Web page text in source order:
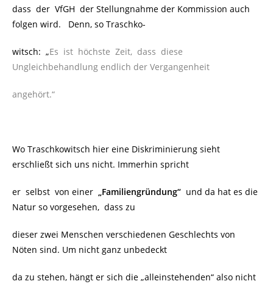
dass der VfGH der Stellungnahme der Kommission auch
folgen wird.
Denn, so Traschko-
witsch: „Es ist höchste Zeit, dass diese
Ungleichbehandlung endlich der Vergangenheit
angehört.“
Wo Traschkowitsch hier eine Diskriminierung sieht
erschließt sich uns nicht. Immerhin spricht
er selbst von einer „Familiengründung“ und da hat es die
Natur so vorgesehen, dass zu
dieser zwei Menschen verschiedenen Geschlechts von
Nöten sind. Um nicht ganz unbedeckt
da zu stehen, hängt er sich die „alleinstehenden“ also nicht